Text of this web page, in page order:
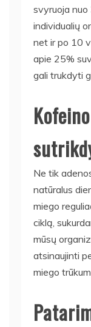
svyruoja nuo
individualių
net ir po 10
apie 25%
gali trukdyti
Ne tik
natūralus
miego
ciklą,
mūsų
atsinaujinti
miego